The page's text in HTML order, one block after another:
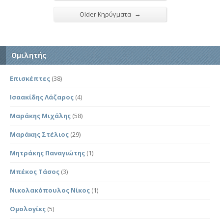
Older Κηρύγματα →
Ομιλητής
Επισκέπτες (38)
Ισαακίδης Λάζαρος (4)
Μαράκης Μιχάλης (58)
Μαράκης Στέλιος (29)
Μητράκης Παναγιώτης (1)
Μπέκος Τάσος (3)
Νικολακόπουλος Νίκος (1)
Ομολογίες (5)